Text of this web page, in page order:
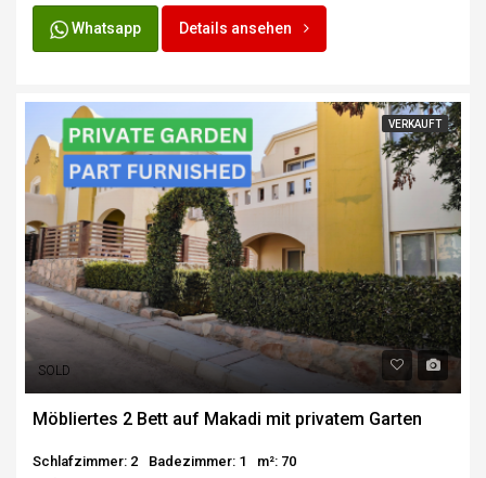
Whatsapp Details ansehen
VERKAUFT
SOLD
Möbliertes 2 Bett auf Makadi mit privatem Garten
Schlafzimmer: 2 Badezimmer: 1
m²: 70